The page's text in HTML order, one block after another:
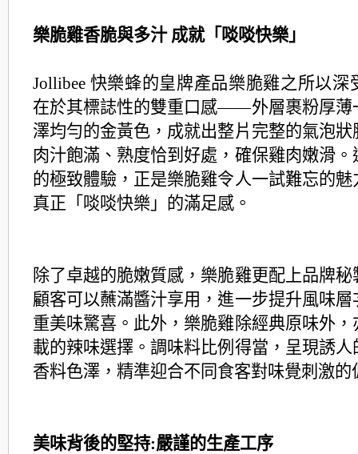
樂脆雞香脆與多汁 成就「啖啖快樂」
Jollibee 快樂蜂的皇牌產品樂脆雞之所以深
在於其標誌性的雙重口感——外層裹粉厚薄
澤均勻的金黃色，成就出整片完整的氣泡狀
肉汁飽滿、熟度恰到好處，確保雞肉嫩滑。
的極致體驗，正是樂脆雞令人一試難忘的魅
真正 「啖啖快樂」的滿足感。
除了卓越的脆嫩質感，樂脆雞更配上品牌
顧客可以蘸滿醬汁享用，進一步提升風味層
重美味驚喜。此外，樂脆雞除經典原味外，
載的辣味選擇。調味料比例得當，呈現誘人
香料色澤，精準迎合不同食客對味覺刺激的
美味背後的堅持:嚴謹的生產工序